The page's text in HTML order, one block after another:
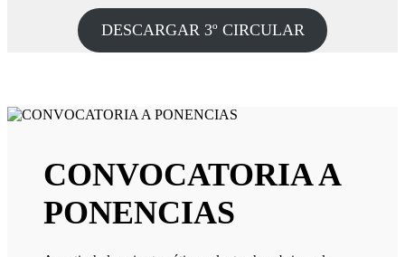
DESCARGAR 3º CIRCULAR
CONVOCATORIA A
PONENCIAS